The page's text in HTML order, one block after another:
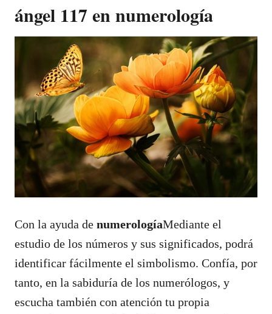
ángel 117 en numerología
Con la ayuda de numerologíaMediante el
estudio de los números y sus significados, podrá
identificar fácilmente el simbolismo. Confía, por
tanto, en la sabiduría de los numerólogos, y
escucha también con atención tu propia